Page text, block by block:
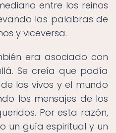
entre los reinos
las palabras de
y viceversa.
era asociado con
Se creía que podía
los vivos y el mundo
los mensajes de los
Por esta razón,
un guía espiritual y un